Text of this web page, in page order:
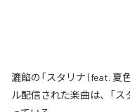
漉餡の「スタリナ (feat. 夏
ル配信された楽曲は、「ス